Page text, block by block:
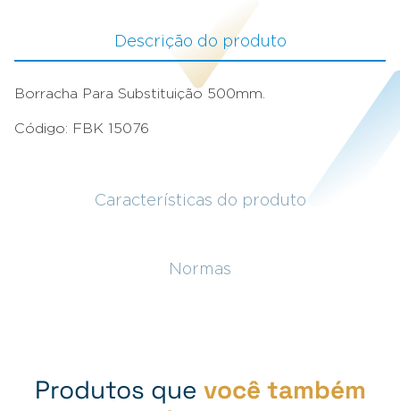
Descrição do produto
Características do produto
Normas
Borracha Para Substituição 500mm.
Código: FBK 15076
Produtos que você também